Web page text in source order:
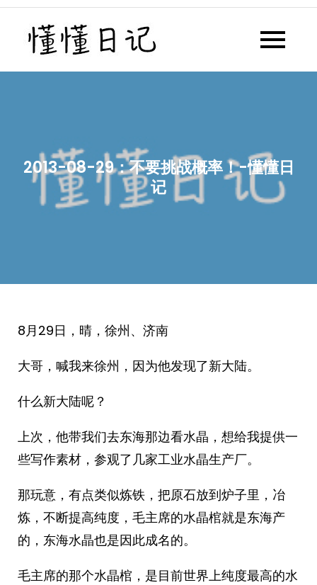
Skip
content
懂懂日记网每天同步更新懂懂学
2013-08-29：不要挑战概率！-懂懂日
记
8月29日，晴，徐州、济南
大哥，喊我来徐州，因为他发现了新大陆。
什么新大陆呢？
上次，他带我们去东海那边看水晶，想给我提供一
些写作素材，参观了几家工业水晶生产厂。
那玩意，有点类似炼铁，把原石放到炉子里，冶
炼，不断提高纯度，毛主席的水晶棺就是东海产
的，东海水晶也是因此成名的。
毛主席的那个水晶棺，是目前世界上纯度最高的水